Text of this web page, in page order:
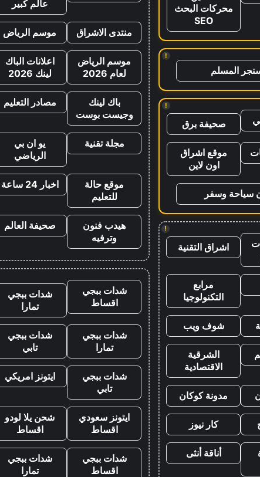
محركات البحث
SEO
!
المسلم
!
صحيفة برق
موقع اشراق
اون لاين
سياحة وسفر
!
اشراق التقنية
مرابع
التكنولوجيا
شوف ويب
الشرقية
الاقتصادية
مدونة كوكان
كار نيوز
أناقة أنثى
عالم كبير
منتدى الاشراق موسم الرياض
موسم الرياض
لعام 2026
اعلانات الباك
لينك 2026
باك لينك
وجيست بوست
مصادر التعليم
مجلة تقنية
يو ان بي
الرياضي
موقع حالة
للتعليم
اخبار 24 ساعة
هيدب فنون
وترفيه
صحيفة العالم
شدات ببجي
اقساط
شدات ببجي
تمارا
شدات ببجي
تمارا
شدات ببجي
تابي
شدات ببجي
تابي
ايتونز امريكي
ايتونز سعودي
اقساط
شحن يلا لودو
اقساط
شدات ببجي
اقساط
شدات ببجي
تمارا